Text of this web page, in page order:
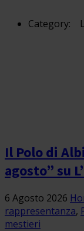
Category:
Il Polo di
agosto” su
6 Agosto 2026
rappresentanza,
mestieri